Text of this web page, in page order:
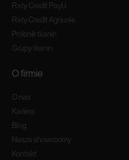
Raty Credit PayU
Raty Credit Agricole
Próbnik tkanin
Grupy tkanin
O firmie
O nas
Kariera
Blog
Nasze showroomy
Kontakt